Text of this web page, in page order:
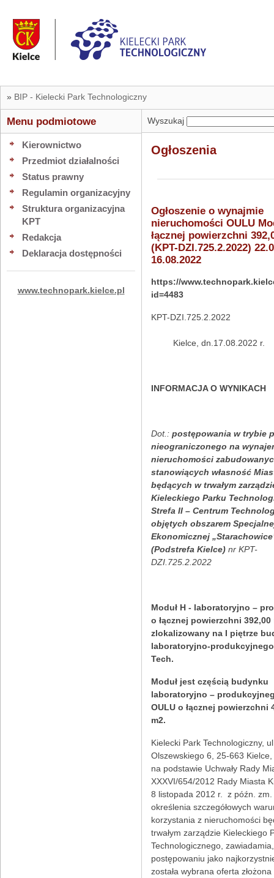
» BIP - Kielecki Park Technologiczny
Menu podmiotowe
Kierownictwo
Przedmiot działalności
Status prawny
Regulamin organizacyjny
Struktura organizacyjna
KPT
Redakcja
Deklaracja dostępności
www.technopark.kielce.pl
Wyszukaj
Ogłoszenia
Ogłoszenie o wynajmie
nieruchomości OULU
łącznej powierzchni
(KPT-DZI.725.2.2022)
16.08.2022
https://
id=4483
KPT-
Kielce, dn.17.08.2022 r.
INFORMACJA O WYNIKACH
Dot.: postępowania w trybie
nieograniczonego na
nieruchomości
stanowiących własność
będących w trwałym
Kieleckiego Parku
Strefa II – Centrum
objętych obszarem
Ekonomicznej
(Podstrefa Kielce) nr KPT-
DZI.725.2.2022
Moduł H - laboratoryjno –
o łącznej powierzchni 392,00
zlokalizowany na I piętrze
laboratoryjno-produkcyjnego
Tech.
Moduł jest częścią budynku
laboratoryjno –
OULU o łącznej powierzchni
m2.
Kielecki Park Technologiczny,
Olszewskiego 6, 25-663 Kielce,
na podstawie Uchwały Rady
XXXVI/654/2012 Rady Miasta
8 listopada 2012 r. z późn. zm.
określenia szczegółowych
korzystania z nieruchomości
trwałym zarządzie Kieleckiego
Technologicznego,
postępowaniu jako
została wybrana oferta